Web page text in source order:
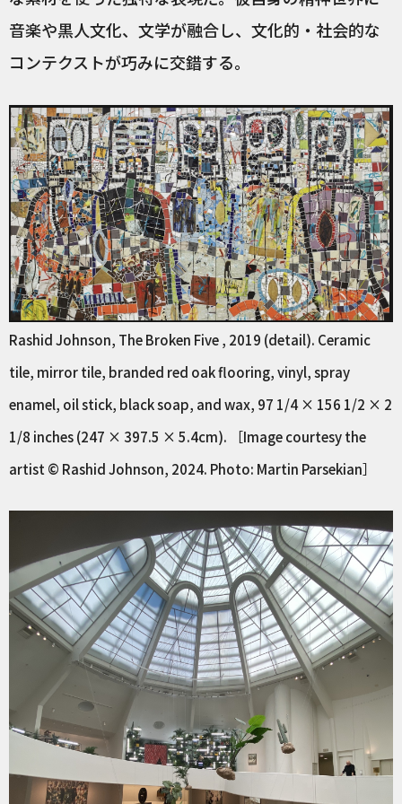
音楽や黒人文化、文学が融合し、文化的・社会的な
コンテクストが巧みに交錯する。
Rashid Johnson, The Broken Five , 2019 (detail). Ceramic
tile, mirror tile, branded red oak flooring, vinyl, spray
enamel, oil stick, black soap, and wax, 97 1/4 × 156 1/2 × 2
1/8 inches (247 × 397.5 × 5.4cm). ［Image courtesy the
artist © Rashid Johnson, 2024. Photo: Martin Parsekian］